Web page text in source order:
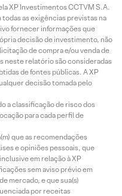
XP Investimentos CCTVM S.A.
as exigências previstas na
fornecer informações que
decisão de investimento, não
de compra e/ou venda de
neste relatório são consideradas
de fontes públicas. A XP
decisão tomada pelo
a classificação de risco dos
para cada perfil de
que as recomendações
e opiniões pessoais, que
em relação à XP
sem aviso prévio em
mercado, e que sua(s)
por receitas